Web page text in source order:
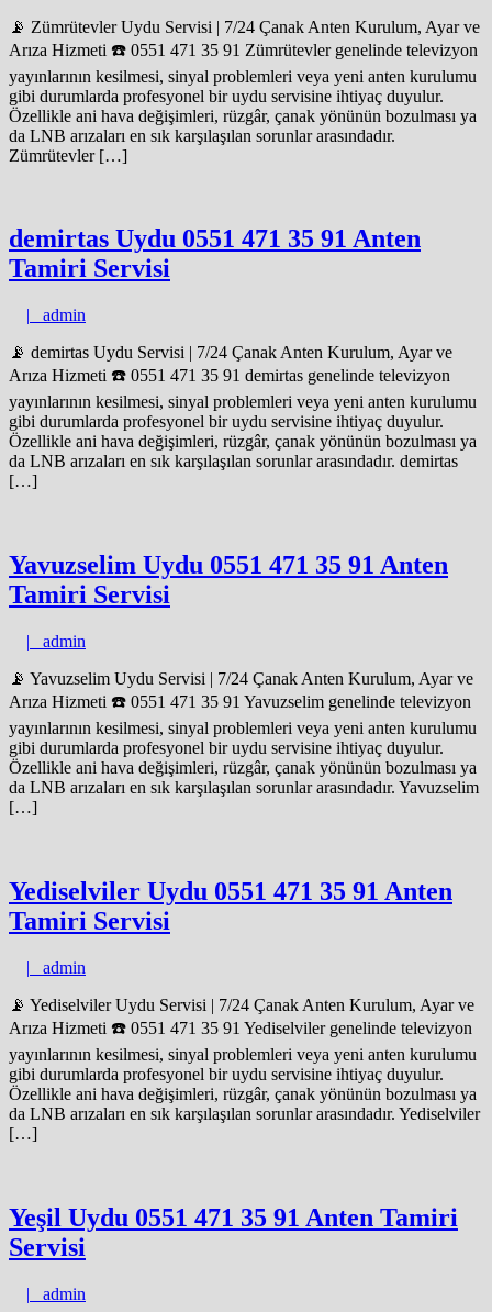
📡 Zümrütevler Uydu Servisi | 7/24 Çanak Anten Kurulum, Ayar ve
Arıza Hizmeti ☎️ 0551 471 35 91 Zümrütevler genelinde televizyon
yayınlarının kesilmesi, sinyal problemleri veya yeni anten kurulumu
gibi durumlarda profesyonel bir uydu servisine ihtiyaç duyulur.
Özellikle ani hava değişimleri, rüzgâr, çanak yönünün bozulması ya
da LNB arızaları en sık karşılaşılan sorunlar arasındadır.
Zümrütevler […]
demirtas Uydu 0551 471 35 91 Anten
Tamiri Servisi
| admin
📡 demirtas Uydu Servisi | 7/24 Çanak Anten Kurulum, Ayar ve
Arıza Hizmeti ☎️ 0551 471 35 91 demirtas genelinde televizyon
yayınlarının kesilmesi, sinyal problemleri veya yeni anten kurulumu
gibi durumlarda profesyonel bir uydu servisine ihtiyaç duyulur.
Özellikle ani hava değişimleri, rüzgâr, çanak yönünün bozulması ya
da LNB arızaları en sık karşılaşılan sorunlar arasındadır. demirtas
[…]
Yavuzselim Uydu 0551 471 35 91 Anten
Tamiri Servisi
| admin
📡 Yavuzselim Uydu Servisi | 7/24 Çanak Anten Kurulum, Ayar ve
Arıza Hizmeti ☎️ 0551 471 35 91 Yavuzselim genelinde televizyon
yayınlarının kesilmesi, sinyal problemleri veya yeni anten kurulumu
gibi durumlarda profesyonel bir uydu servisine ihtiyaç duyulur.
Özellikle ani hava değişimleri, rüzgâr, çanak yönünün bozulması ya
da LNB arızaları en sık karşılaşılan sorunlar arasındadır. Yavuzselim
[…]
Yediselviler Uydu 0551 471 35 91 Anten
Tamiri Servisi
| admin
📡 Yediselviler Uydu Servisi | 7/24 Çanak Anten Kurulum, Ayar ve
Arıza Hizmeti ☎️ 0551 471 35 91 Yediselviler genelinde televizyon
yayınlarının kesilmesi, sinyal problemleri veya yeni anten kurulumu
gibi durumlarda profesyonel bir uydu servisine ihtiyaç duyulur.
Özellikle ani hava değişimleri, rüzgâr, çanak yönünün bozulması ya
da LNB arızaları en sık karşılaşılan sorunlar arasındadır. Yediselviler
[…]
Yeşil Uydu 0551 471 35 91 Anten Tamiri
Servisi
| admin